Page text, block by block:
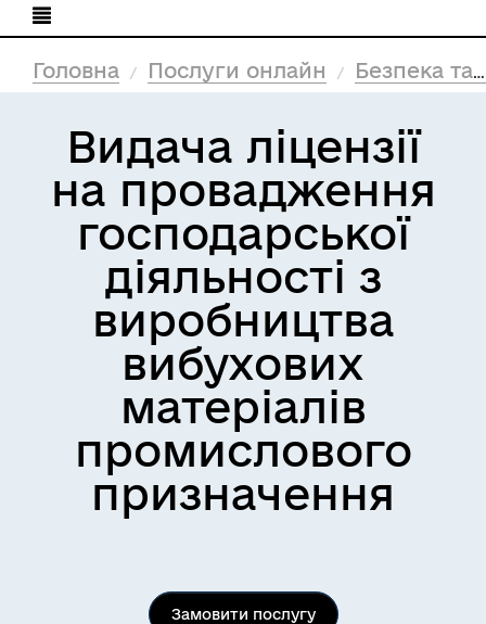
Головна Послуги онлайн Безпека та захист
Видача ліцензії
на провадження
господарської
діяльності з
виробництва
вибухових
матеріалів
промислового
призначення
Замовити послугу